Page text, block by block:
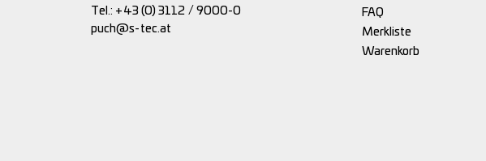
Tel.: +43 (0) 3112 / 9000-0
puch@s-tec.at
FAQ
Merkliste
Warenkorb